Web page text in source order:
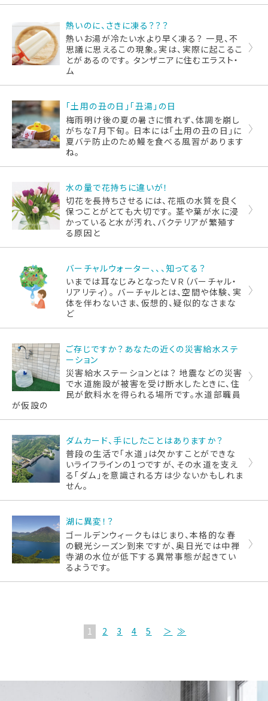
熱いのに、さきに凍る？？？
熱いお湯が冷たい水より早く凍る？ 一見、不
思議に思えるこの現象。実は、実際に起こるこ
とがあるのです。 タンザニアに住むエラスト・
ム
「土用の丑の日」「丑湯」の日
梅雨明け後の夏の暑さに慣れず、体調を崩し
がちな7月下旬。 日本には「土用の丑の日」に
夏バテ防止のため鰻を食べる風習があります
ね。
水の量で花持ちに違いが！
切花を長持ちさせるには、花瓶の水質を良く
保つことがとても大切です。 茎や葉が水に浸
かっていると水が汚れ、バクテリアが繁殖す
る原因と
バーチャルウォーター、、、知ってる？
いまでは耳なじみとなったＶＲ（バーチャル・
リアリティ）。 バーチャルとは、空間や体験、実
体を伴わないさま、仮想的、疑似的なさまな
ど
ご存じですか？あなたの近くの災害給水ステ
ーション
災害給水ステーションとは？ 地震などの災害
で水道施設が被害を受け断水したときに、住
民が飲料水を得られる場所です。水道部職員
が仮設の
ダムカード、手にしたことはありますか？
普段の生活で「水道」は欠かすことができな
いライフラインの1つですが、その水道を支え
る「ダム」を意識される方は少ないかもしれま
せん。
湖に異変！？
ゴールデンウィークもはじまり、本格的な春
の観光シーズン到来ですが、奥日光では中禅
寺湖の水位が低下する異常事態が起きてい
るようです。
1 2 3 4 5 ＞ ≫